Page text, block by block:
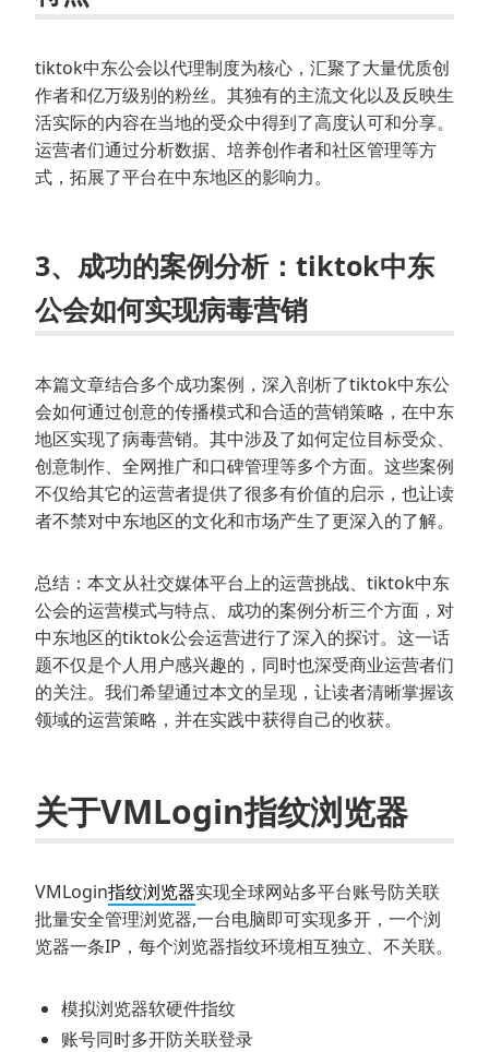
tiktok中东公会以代理制度为核心，汇聚了大量优质创
作者和亿万级别的粉丝。其独有的主流文化以及反映生
活实际的内容在当地的受众中得到了高度认可和分享。
运营者们通过分析数据、培养创作者和社区管理等方
式，拓展了平台在中东地区的影响力。
3、成功的案例分析：tiktok中东
公会如何实现病毒营销
本篇文章结合多个成功案例，深入剖析了tiktok中东公
会如何通过创意的传播模式和合适的营销策略，在中东
地区实现了病毒营销。其中涉及了如何定位目标受众、
创意制作、全网推广和口碑管理等多个方面。这些案例
不仅给其它的运营者提供了很多有价值的启示，也让读
者不禁对中东地区的文化和市场产生了更深入的了解。
总结：本文从社交媒体平台上的运营挑战、tiktok中东
公会的运营模式与特点、成功的案例分析三个方面，对
中东地区的tiktok公会运营进行了深入的探讨。这一话
题不仅是个人用户感兴趣的，同时也深受商业运营者们
的关注。我们希望通过本文的呈现，让读者清晰掌握该
领域的运营策略，并在实践中获得自己的收获。
关于VMLogin指纹浏览器
VMLogin指纹浏览器实现全球网站多平台账号防关联
批量安全管理浏览器,一台电脑即可实现多开，一个浏
览器一条IP，每个浏览器指纹环境相互独立、不关联。
模拟浏览器软硬件指纹
账号同时多开防关联登录